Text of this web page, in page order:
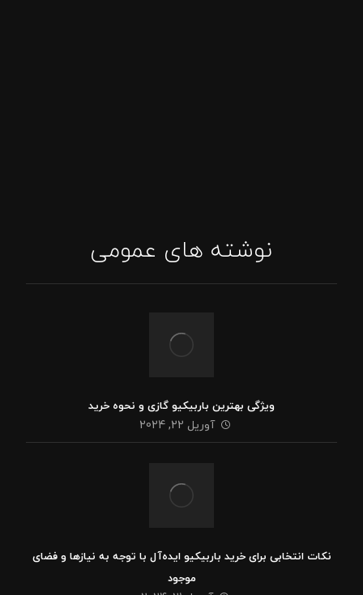
نوشته های عمومی
ویژگی بهترین باربیکیو گازی و نحوه خرید
آوریل 22, 2024
نکات انتخابی برای خرید باربیکیو ایده‌آل با توجه به نیازها و فضای
موجود